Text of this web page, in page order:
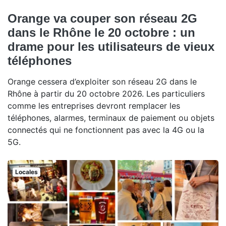
Orange va couper son réseau 2G
dans le Rhône le 20 octobre : un
drame pour les utilisateurs de vieux
téléphones
Orange cessera d’exploiter son réseau 2G dans le
Rhône à partir du 20 octobre 2026. Les particuliers
comme les entreprises devront remplacer les
téléphones, alarmes, terminaux de paiement ou objets
connectés qui ne fonctionnent pas avec la 4G ou la
5G.
Locales